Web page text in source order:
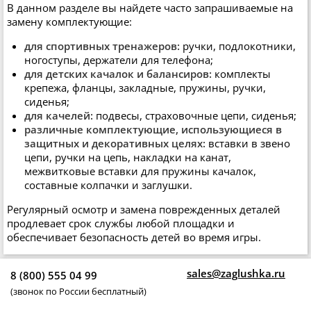
В данном разделе вы найдете часто запрашиваемые на
замену комплектующие:
для спортивных тренажеров: ручки, подлокотники,
ногоступы, держатели для телефона;
для детских качалок и балансиров: комплекты
крепежа, фланцы, закладные, пружины, ручки,
сиденья;
для качелей: подвесы, страховочные цепи, сиденья;
различные комплектующие, использующиеся в
защитных и декоративных целях: вставки в звено
цепи, ручки на цепь, накладки на канат,
межвитковые вставки для пружины качалок,
составные колпачки и заглушки.
Регулярный осмотр и замена поврежденных деталей
продлевает срок службы любой площадки и
обеспечивает безопасность детей во время игры.
8 (800) 555 04 99
(звонок по России бесплатный)
sales@zaglushka.ru